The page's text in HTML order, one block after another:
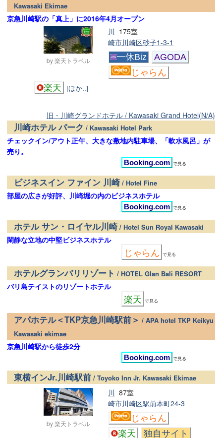
Kawasaki Ekimae
京急川崎駅の「真上」に2016年4月オープン
by 楽天トラベル
175室
川
崎市川崎区砂子1-3-1
一休Biz
AGODA
じゃらん
楽天
[ほか..]
旧・川崎グランドホテル / Kawasaki Grand Hotel(N/A)
川崎ホテル パーク / Kawasaki Hotel Park
チェックイン/アウト正午、大きな敷地内駐車場、「軟水風呂」が
売り。
Booking.com で見る
ビジネスイン ファイン 川崎/ Hotel Fine
部屋の広さが好評、川崎堀の内のビジネスホテル
Booking.com で見る
ホテル サン・ロイヤル川崎/ Hotel Sun Royal Kawasaki
閑静な立地の中堅ビジネスホテル
じゃらん で見る
ホテルグランバリリゾート / HOTEL Glan Bali RESORT
バリ島テイストのリゾートホテル
楽天 で見る
アパホテル＜TKP京急川崎駅前＞ / APA hotel TKP Keikyu
Kawasaki ekimae
京急川崎駅から徒歩2分
Booking.com で見る
東横インJr.川崎駅前 / Toyoko Inn Jr. Kawasaki Ekimae
by 楽天トラベル
87室
川
崎市川崎区駅前本町24-3
じゃらん
楽天
独自サイト